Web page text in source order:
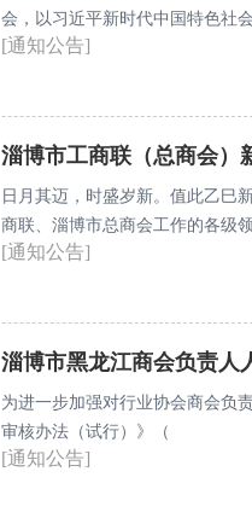
会，以习近平新时代中国特色社
定落实习近平总书记视察山东重
[通知公告]
淄博市工商联（总商会）
日月其迈，时盛岁新。值此乙巳
商联、淄博市总商会工作的各级
候！
[通知公告]
淄博市黑龙江商会负责人
为进一步加强对行业协会商会负
审核办法（试行）》（
[通知公告]